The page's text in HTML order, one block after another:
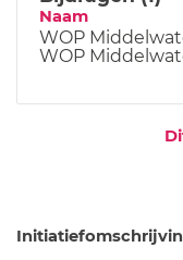
Naam
WOP
WOP